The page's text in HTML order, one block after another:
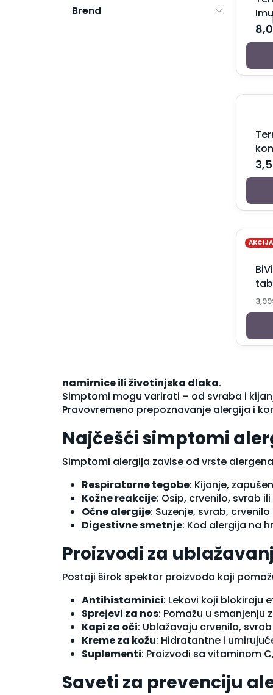
Bebi mleko za telo
Intimna nega
Kondomi i lubrikanti
Kreme, gelovi i rastvori
Menstrualne gaće
Vaginalete
Nega kose
Balzami za kosu
Farbe za kosu
Losioni za kosu
Maske za kosu
Masna kosa
Normalna kosa
Osetljiva koža glave
Perut
Regenerator za kosu
Suva i oštećena kosa
Ulje za kosu
Nega lica
Anti age (protiv starenja)
BB i CC kreme
Čišćenje lica
Dnevna krema za lice
Brend
namirnice ili životinjska dlaka.
Simptomi mogu varirati – od svraba i
Pravovremeno prepoznavanje alergija i
Najčešći simptomi
Simptomi alergija zavise od vrste
Respiratorne tegobe: Kijanje,
Kožne reakcije: Osip, crvenilo, svrab
Očne alergije: Suzenje, svrab,
Digestivne smetnje: Kod alergija na
Proizvodi za
Postoji širok spektar proizvoda koji
Antihistaminici: Lekovi koji blokiraju
Sprejevi za nos: Pomažu u
Kapi za oči: Ublažavaju crvenilo,
Kreme za kožu: Hidratantne i
Suplementi: Proizvodi sa vitaminom
Saveti za prevenciju